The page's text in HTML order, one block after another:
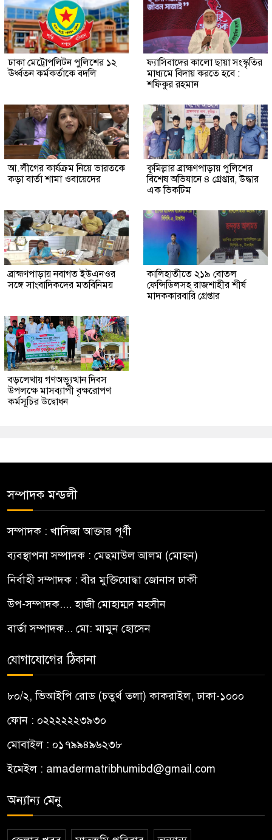
ঢাকা মেট্রোপলিটন পুলিশের ১২
ঊর্ধ্বতন কর্মকর্তাকে বদলি
ফ্যাসিবাদের কালো ছায়া সংস্কৃতির
মাধ্যমে বিদায় করতে হবে :
শফিকুর রহমান
আ.লীগের কার্যক্রম নিয়ে ভারতকে
কড়া বার্তা শামা ওবায়েদের
কুমিল্লার ব্রাহ্মণপাড়ায় পুলিশের
বিশেষ অভিযানে ৪ গ্রেপ্তার, উদ্ধার
এক ভিকটিম
ব্রাহ্মণপাড়ায় নবাগত ইউএনওর
সঙ্গে সাংবাদিকদের মতবিনিময়
কালিহাতীতে ২১৯ বোতল
ফেন্সিডিলসহ রাজশাহীর শীর্ষ
মাদককারবারি গ্রেপ্তার
বড়লেখায় গণঅভ্যুত্থান দিবস
উপলক্ষে মাসব্যাপী বৃক্ষরোপণ
কর্মসূচির উদ্বোধন
সম্পাদক মন্ডলী
সম্পাদক : খাদিজা আক্তার পূর্ণী
ব্যবস্থাপনা সম্পাদক : মেছমাউল আলম (মোহন)
নির্বাহী সম্পাদক : বীর মুক্তিযোদ্ধা জোনাস ঢাকী
উপ-সম্পাদক.... হাজী মোহাম্মদ মহসীন
বার্তা সম্পাদক... মো: মামুন হোসেন
যোগাযোগের ঠিকানা
৮০/২, ভিআইপি রোড (চতুর্থ তলা) কাকরাইল, ঢাকা-১০০০
ফোন : ০২২২২২২৩৯৩০
মোবাইল : ০১৭৯৯৪৯৬২৩৮
ইমেইল : amadermatribhumibd@gmail.com
অন্যান্য মেনু